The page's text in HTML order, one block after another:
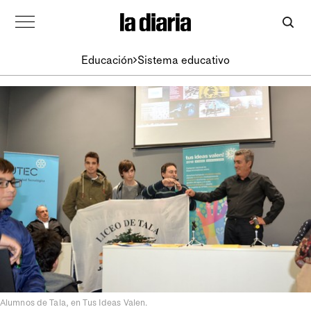
Educación Sistema educativo
Alumnos de Tala, en Tus Ideas Valen.